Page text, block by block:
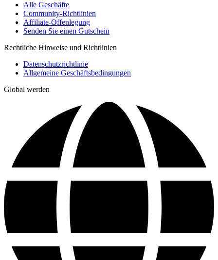
Alle Geschäfte
Community-Richtlinien
Affiliate-Offenlegung
Senden Sie einen Gutschein
Rechtliche Hinweise und Richtlinien
Datenschutzrichtlinie
Allgemeine Geschäftsbedingungen
Global werden